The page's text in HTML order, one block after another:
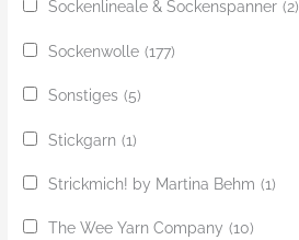
Sockenlineale & Sockenspanner (2)
Sockenwolle (177)
Sonstiges (5)
Stickgarn (1)
Strickmich! by Martina Behm (1)
The Wee Yarn Company (10)